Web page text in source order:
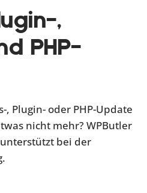
,
PHP-
, Plugin- oder PHP-Update
nicht mehr? WPButler
bei der